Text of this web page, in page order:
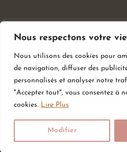
Nous respectons votre
Nous utilisons des cookies pour
de navigation, diffuser des
personnalisés et analyser notre
"Accepter tout", vous consentez à
cookies. Lire Plus
Modifier
© All Rights
By